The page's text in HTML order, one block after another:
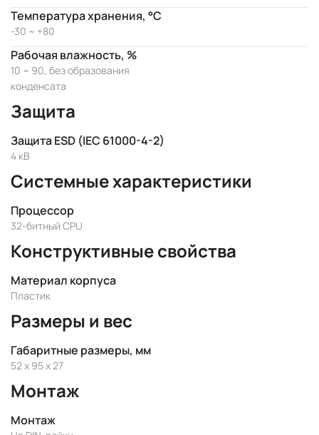
Температура хранения, °C
-30 ~ +80
Рабочая влажность, %
10 ~ 90, без образования
конденсата
Защита
Защита ESD (IEC 61000-4-2)
4 кВ
Системные характеристики
Процессор
32-битный CPU
Конструктивные свойства
Материал корпуса
Пластик
Размеры и вес
Габаритные размеры, мм
52 x 95 x 27
Монтаж
Монтаж